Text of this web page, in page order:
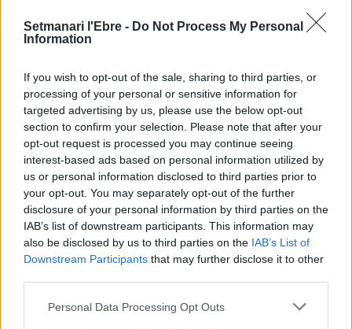
Setmanari l'Ebre - Do Not Process My Personal
Information
If you wish to opt-out of the sale, sharing to third parties, or
processing of your personal or sensitive information for
targeted advertising by us, please use the below opt-out
section to confirm your selection. Please note that after your
opt-out request is processed you may continue seeing
interest-based ads based on personal information utilized by
us or personal information disclosed to third parties prior to
your opt-out. You may separately opt-out of the further
disclosure of your personal information by third parties on the
IAB’s list of downstream participants. This information may
also be disclosed by us to third parties on the IAB’s List of
Downstream Participants that may further disclose it to other
Personal Data Processing Opt Outs
Els vestits de paper guanyen força
31 de juliol de 2026
“L’eclipsi serà una oportunitat també
per a gaudir de les Festes Majors
d’Amposta”
31 de juliol de 2026
Blaumut lidera el cartell musical de les
Festes
31 de juliol de 2026
Caçadors de subvencions